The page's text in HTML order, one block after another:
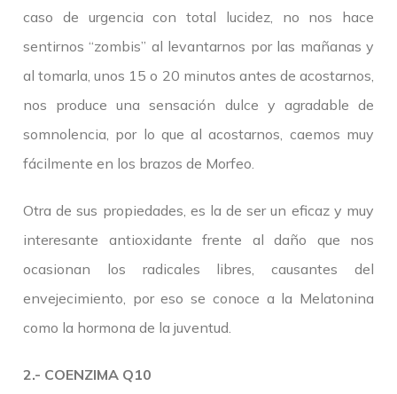
caso de urgencia con total lucidez, no nos hace
sentirnos “zombis” al levantarnos por las mañanas y
al tomarla, unos 15 o 20 minutos antes de acostarnos,
nos produce una sensación dulce y agradable de
somnolencia, por lo que al acostarnos, caemos muy
fácilmente en los brazos de Morfeo.
Otra de sus propiedades, es la de ser un eficaz y muy
interesante antioxidante frente al daño que nos
ocasionan los radicales libres, causantes del
envejecimiento, por eso se conoce a la Melatonina
como la hormona de la juventud.
2.- COENZIMA Q10